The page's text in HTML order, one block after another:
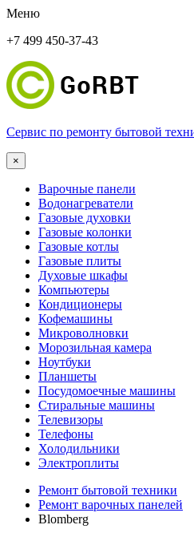
Меню
+7 499 450-37-43
Сервис по ремонту бытовой
×
Варочные панели
Водонагреватели
Газовые духовки
Газовые колонки
Газовые котлы
Газовые плиты
Духовые шкафы
Компьютеры
Кондиционеры
Кофемашины
Микроволновки
Морозильная камера
Ноутбуки
Планшеты
Посудомоечные машины
Стиральные машины
Телевизоры
Телефоны
Холодильники
Электроплиты
Ремонт бытовой техники
Ремонт варочных панелей
Blomberg